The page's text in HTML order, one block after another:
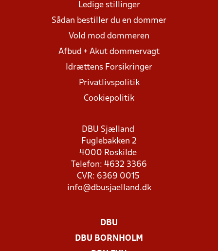
Ledige stillinger
Sådan bestiller du en dommer
Vold mod dommeren
Afbud + Akut dommervagt
Idrættens Forsikringer
Privatlivspolitik
Cookiepolitik
DBU Sjælland
Fuglebakken 2
4000 Roskilde
Telefon: 4632 3366
CVR: 6369 0015
info@dbusjaelland.dk
DBU
DBU BORNHOLM